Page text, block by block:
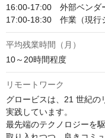
16:00-17:00　外部ベンダ
17:00-18:30　作業（現行
平均残業時間（月）
10～20時間程度
リモートワーク
グロービスは、21 世紀の
実践しています。
最先端のテクノロジーを